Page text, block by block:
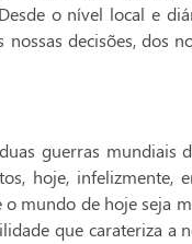
o nível local e
decisões, dos
guerras mundiais
hoje, infelizmente,
mundo de hoje seja
que carateriza a